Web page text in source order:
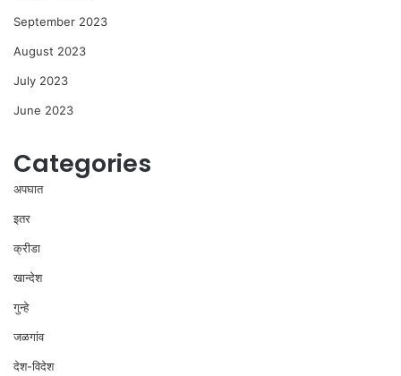
September 2023
August 2023
July 2023
June 2023
Categories
अपघात
इतर
क्रीडा
खान्देश
गुन्हे
जळगांव
देश-विदेश